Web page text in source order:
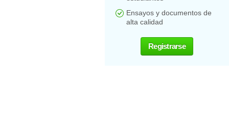
Ensayos y documentos de
alta calidad
Registrarse